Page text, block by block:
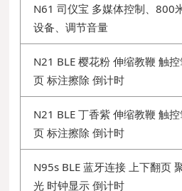
N61 司仪宝 多媒体控制、800
设备、调节音量
N21 BLE 樱花粉 伸缩教鞭 触
页 标注擦除 倒计时
N21 BLE 丁香紫 伸缩教鞭 触
页 标注擦除 倒计时
N95s BLE 蓝牙连接 上下翻页
光 时钟显示 倒计时